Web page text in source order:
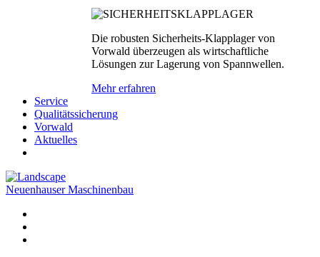
Die robusten Sicherheits-Klapplager von
Vorwald überzeugen als wirtschaftliche
Lösungen zur Lagerung von Spannwellen.
Mehr erfahren
Service
Qualitätssicherung
Vorwald
Aktuelles
Neuenhauser Maschinenbau